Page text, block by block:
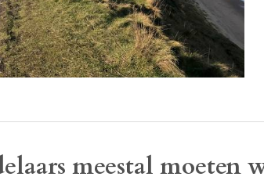
meestal moeten